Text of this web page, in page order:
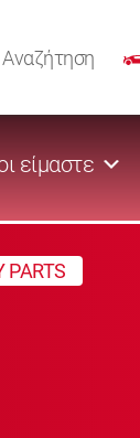
Αναζήτηση
είμαστε
PARTS